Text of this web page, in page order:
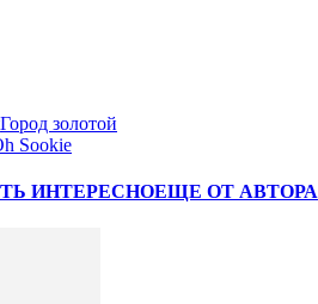
Город золотой
Sookie
ИНТЕРЕСНОЕЩЕ ОТ АВТОРА